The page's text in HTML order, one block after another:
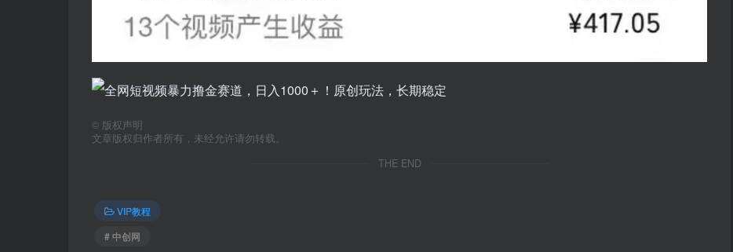
© 版权声明
文章版权归作者所有，未经允许请勿转载。
THE END
VIP教程
# 中创网